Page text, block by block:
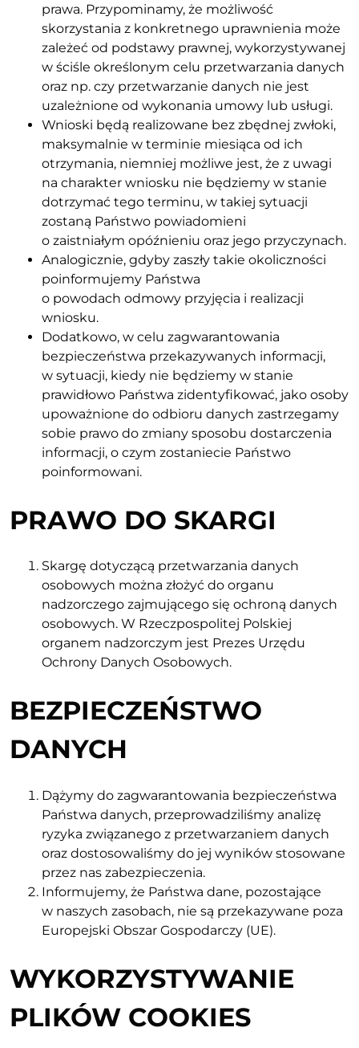
prawa. Przypominamy, że możliwość
skorzystania z konkretnego uprawnienia może
zależeć od podstawy prawnej, wykorzystywanej
w ściśle określonym celu przetwarzania danych
oraz np. czy przetwarzanie danych nie jest
uzależnione od wykonania umowy lub usługi.
Wnioski będą realizowane bez zbędnej zwłoki,
maksymalnie w terminie miesiąca od ich
otrzymania, niemniej możliwe jest, że z uwagi
na charakter wniosku nie będziemy w stanie
dotrzymać tego terminu, w takiej sytuacji
zostaną Państwo powiadomieni
o zaistniałym opóźnieniu oraz jego przyczynach.
Analogicznie, gdyby zaszły takie okoliczności
poinformujemy Państwa
o powodach odmowy przyjęcia i realizacji
wniosku.
Dodatkowo, w celu zagwarantowania
bezpieczeństwa przekazywanych informacji,
w sytuacji, kiedy nie będziemy w stanie
prawidłowo Państwa zidentyfikować, jako osoby
upoważnione do odbioru danych zastrzegamy
sobie prawo do zmiany sposobu dostarczenia
informacji, o czym zostaniecie Państwo
poinformowani.
PRAWO DO SKARGI
Skargę dotyczącą przetwarzania danych
osobowych można złożyć do organu
nadzorczego zajmującego się ochroną danych
osobowych. W Rzeczpospolitej Polskiej
organem nadzorczym jest Prezes Urzędu
Ochrony Danych Osobowych.
BEZPIECZEŃSTWO
DANYCH
Dążymy do zagwarantowania bezpieczeństwa
Państwa danych, przeprowadziliśmy analizę
ryzyka związanego z przetwarzaniem danych
oraz dostosowaliśmy do jej wyników stosowane
przez nas zabezpieczenia.
Informujemy, że Państwa dane, pozostające
w naszych zasobach, nie są przekazywane poza
Europejski Obszar Gospodarczy (UE).
WYKORZYSTYWANIE
PLIKÓW COOKIES